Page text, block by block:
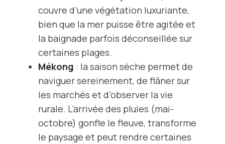
couvre d’une végétation luxuriante,
bien que la mer puisse être agitée et
la baignade parfois déconseillée sur
certaines plages.
Mékong : la saison sèche permet de
naviguer sereinement, de flâner sur
les marchés et d’observer la vie
rurale. L’arrivée des pluies (mai-
octobre) gonfle le fleuve, transforme
le paysage et peut rendre certaines